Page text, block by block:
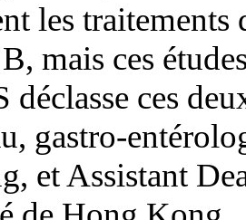
les
mais ces
ces
gastro-
et Assistant